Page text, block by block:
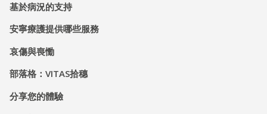
基於病況的支持
安寧療護提供哪些服務
哀傷與喪慟
部落格：VITAS拾穗
分享您的體驗